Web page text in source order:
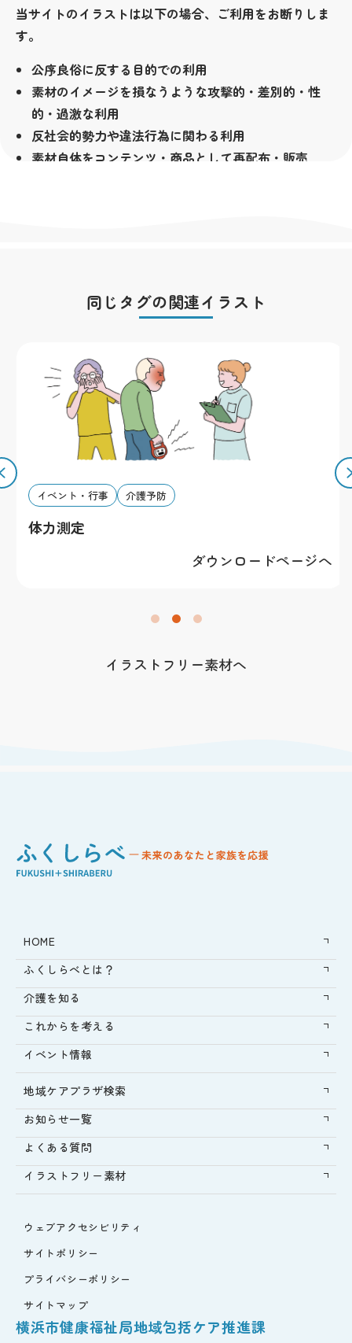
当サイトのイラストは以下の場合、ご利用をお断りしま
す。
公序良俗に反する目的での利用
素材のイメージを損なうような攻撃的・差別的・性
的・過激な利用
反社会的勢力や違法行為に関わる利用
素材自体をコンテンツ・商品として再配布・販売
棄しておりません。全ての素材の著作権は私横浜市が所
素材を利用することによって発生したトラブルについて
は一切責任を負いかねます。全ての規約は予告無く改変
する場合があります。予めご了承下さい。
同じタグの関連イラスト
イベント・行事 介護予防
体力測定
ダウンロードページへ
イラストフリー素材へ
HOME
ふくしらべとは？
介護を知る
これからを考える
イベント情報
地域ケアプラザ検索
お知らせ一覧
よくある質問
イラストフリー素材
ウェブアクセシビリティ
サイトポリシー
プライバシーポリシー
サイトマップ
横浜市健康福祉局地域包括ケア推進課